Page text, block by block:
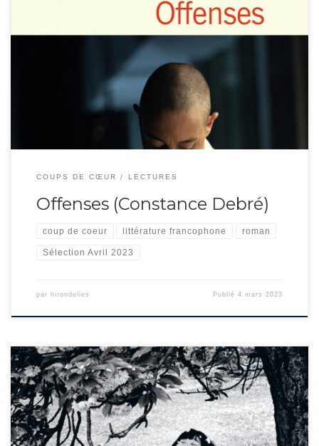
Une nouvelle claque. Dans son style cadencé au vitriol, Constance Debré
quitte le domaine de l’auto fiction pour se pencher sur un malfrat des
banlieues dont on ne connaît pas le nom. Au plus bas dans un univers de
misère, fait de drogue, de chômage et de maltraitances familiales, il […]
COUPS DE CŒUR LECTURES
Offenses (Constance Debré)
coup de coeur littérature francophone roman
Sélection Avril 2023
par hirondelles Publié4 mars 2023
Mitsu nous parle depuis son lit de mort à l’hôpital. Il revient dans les
souvenirs de sa vie entière de japonais né après la guerre, d’une mère trop